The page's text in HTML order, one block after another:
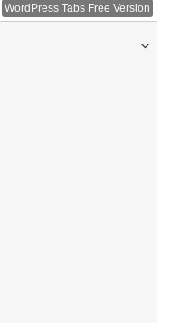
WordPress Tabs Free Version